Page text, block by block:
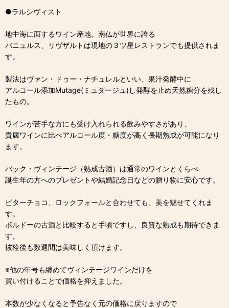
●ラルシヴィスト
地中海に面するワイン産地。南仏が世界に誇る
バニュルス、リヴザルトは現地の３ツ星レストランでも提供されま
す。
製法はヴァン・ドゥー・ナチュレルといい、果汁発酵中に
アルコール添加Mutage(ミュタージュ)し発酵を止め天然糖分を残し
たもの。
ワインが苦手な方にも受け入れられる飲みやすさがあり、
貴腐ワインに比べアルコール度・糖度が高く長期熟成が可能になり
ます。
バック・ヴィンテージ（熟成古酒）は通常のワインとくらべ
誕生年の方へのプレゼントや結婚記念日などの贈り物に安心です。
ビターチョコ、ロックフォールと合わせても、美を魅せてくれま
す。
ボルドーの古酒と比較すると手頃ですし、良質な熟成も期待できま
す。
抜栓後も数週間は美味しく頂けます。
※他の年号も纏めてヴィンテージワインだけを
買い付けることで価格を抑えました。
本数が少なくなると予告なく元の価格に戻りますので